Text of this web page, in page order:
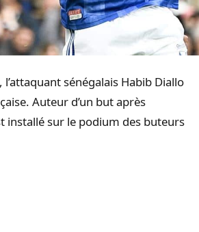
sénégalais Habib Diallo
. Auteur d’un but après
installé sur le podium des buteurs